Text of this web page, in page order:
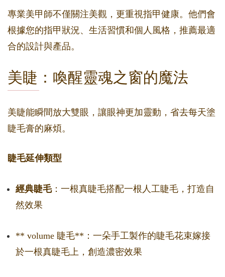
專業美甲師不僅關注美觀，更重視指甲健康。他們會
根據您的指甲狀況、生活習慣和個人風格，推薦最適
合的設計與產品。
美睫：喚醒靈魂之窗的魔法
美睫能瞬間放大雙眼，讓眼神更加靈動，省去每天塗
睫毛膏的麻煩。
睫毛延伸類型
經典睫毛：一根真睫毛搭配一根人工睫毛，打造自
然效果
** volume 睫毛**：一朵手工製作的睫毛花束嫁接
於一根真睫毛上，創造濃密效果